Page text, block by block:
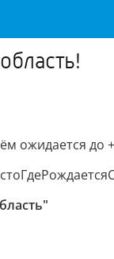
ожидается до